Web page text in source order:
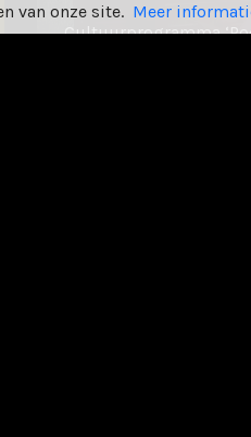
Cultuurprogramma
van onze site. Meer